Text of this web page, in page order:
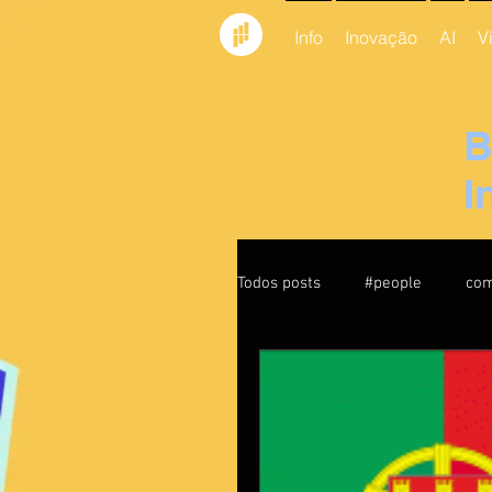
Info Inovação AI
Todos posts #people
liderança